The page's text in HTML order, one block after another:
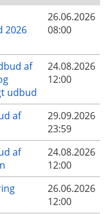
2026
26.06.2026
08:00
af
udbud
24.08.2026
12:00
af
29.09.2026
23:59
af
24.08.2026
12:00
26.06.2026
12:00